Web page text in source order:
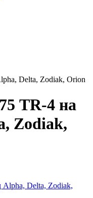
Delta, Zodiak, Orion
TR-4 на
Zodiak,